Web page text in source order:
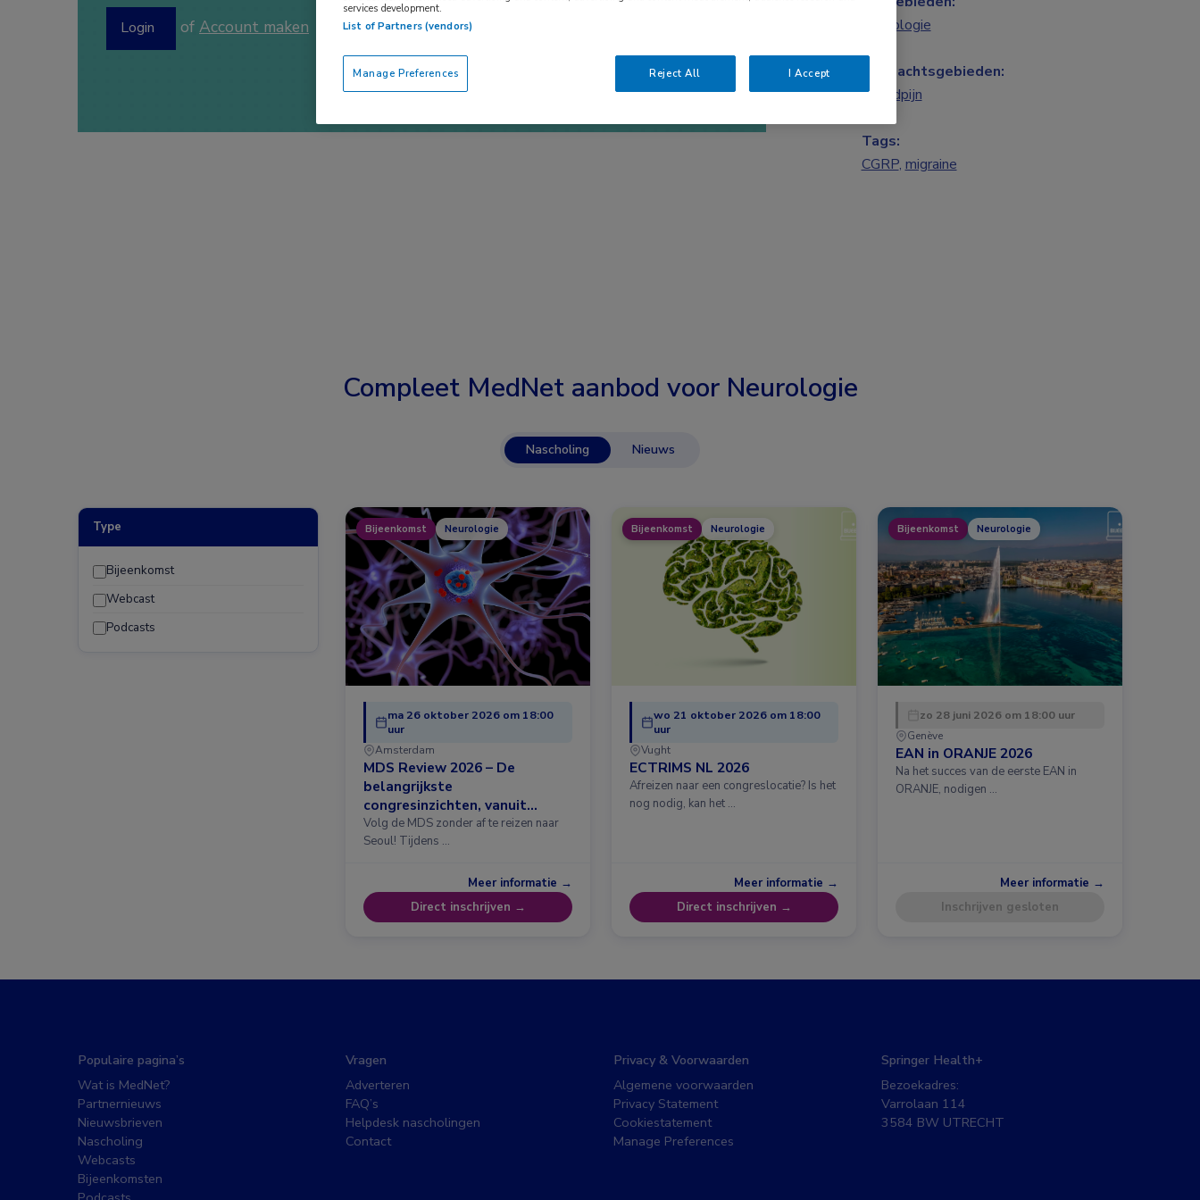
Login of Account maken
Neurologie
Aandachtsgebieden:
Hoofdpijn
Tags:
CGRP, migraine
Compleet MedNet aanbod voor Neurologie
Nascholing Nieuws
Type
Bijeenkomst
Webcast
Podcasts
Bijeenkomst Neurologie
ma 26 oktober 2026 om 18:00
uur
Amsterdam
MDS Review 2026 – De
belangrijkste
congresinzichten, vanuit
Amsterdam
Volg de MDS zonder af te reizen naar
Seoul! Tijdens …
Meer informatie →
Direct inschrijven →
Bijeenkomst Neurologie
wo 21 oktober 2026 om 18:00
uur
Vught
ECTRIMS NL 2026
Afreizen naar een congreslocatie? Is het
nog nodig, kan het …
Meer informatie →
Direct inschrijven →
Bijeenkomst Neurologie
zo 28 juni 2026 om 18:00 uur
Genève
EAN in ORANJE 2026
Na het succes van de eerste EAN in
ORANJE, nodigen …
Meer informatie →
Inschrijven gesloten
Populaire pagina’s
Wat is MedNet?
Partnernieuws
Nieuwsbrieven
Nascholing
Webcasts
Bijeenkomsten
Vragen
Adverteren
FAQ’s
Helpdesk nascholingen
Contact
Privacy & Voorwaarden
Algemene voorwaarden
Privacy Statement
Cookiestatement
Manage Preferences
Springer Health+
Bezoekadres:
Varrolaan 114
3584 BW UTRECHT
services development.
List of Partners (vendors)
Reject All I Accept
Manage Preferences